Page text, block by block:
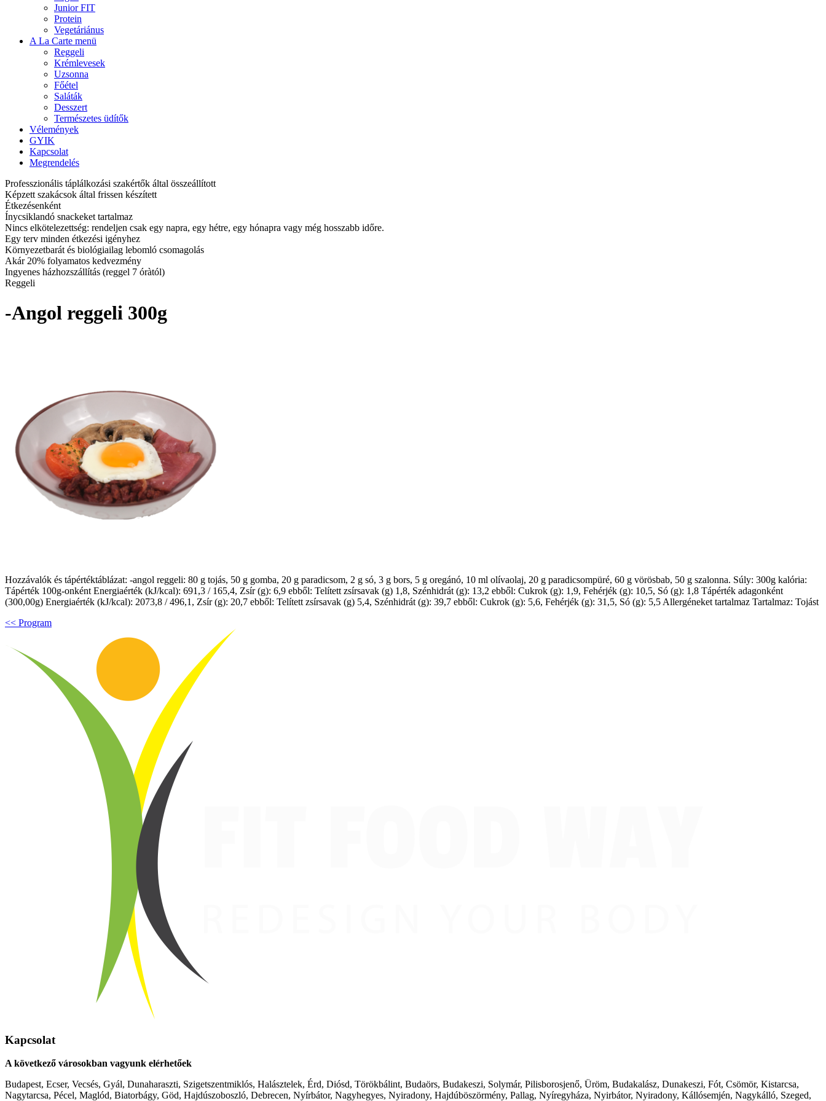
Junior FIT
Protein
Vegetáriánus
A La Carte menü
Reggeli
Krémlevesek
Uzsonna
Főétel
Saláták
Desszert
Természetes üdítők
Vélemények
GYIK
Kapcsolat
Megrendelés
Professzionális táplálkozási szakértők által összeállított
Képzett szakácsok által frissen készített
Étkezésenként
Ínycsiklandó snackeket tartalmaz
Nincs elkötelezettség: rendeljen csak egy napra, egy hétre, egy hónapra vagy még hosszabb időre.
Egy terv minden étkezési igényhez
Környezetbarát és biológiailag lebomló csomagolás
Akár 20% folyamatos kedvezmény
Ingyenes házhozszállítás (reggel 7 óràtól)
Reggeli
-Angol reggeli 300g
Hozzávalók és tápértéktáblázat: -angol reggeli: 80 g tojás, 50 g gomba, 20 g paradicsom, 2 g só, 3 g bors, 5 g oregánó, 10 ml olívaolaj, 20 g paradicsompüré, 60 g vörösbab, 50 g szalonna. Súly: 300g kalória:
Tápérték 100g-onként Energiaérték (kJ/kcal): 691,3 / 165,4, Zsír (g): 6,9 ebből: Telített zsírsavak (g) 1,8, Szénhidrát (g): 13,2 ebből: Cukrok (g): 1,9, Fehérjék (g): 10,5, Só (g): 1,8 Tápérték adagonként
(300,00g) Energiaérték (kJ/kcal): 2073,8 / 496,1, Zsír (g): 20,7 ebből: Telített zsírsavak (g) 5,4, Szénhidrát (g): 39,7 ebből: Cukrok (g): 5,6, Fehérjék (g): 31,5, Só (g): 5,5 Allergéneket tartalmaz Tartalmaz: Tojást
<< Program
Kapcsolat
A következő városokban vagyunk elérhetőek
Budapest, Ecser, Vecsés, Gyál, Dunaharaszti, Szigetszentmiklós, Halásztelek, Érd, Diósd, Törökbálint, Budaörs, Budakeszi, Solymár, Pilisborosjenő, Üröm, Budakalász, Dunakeszi, Fót, Csömör, Kistarcsa,
Nagytarcsa, Pécel, Maglód, Biatorbágy, Göd, Hajdúszoboszló, Debrecen, Nyírbátor, Nagyhegyes, Nyiradony, Hajdúböszörmény, Pallag, Nyíregyháza, Nyirbátor, Nyiradony, Kállósemjén, Nagykálló, Szeged,